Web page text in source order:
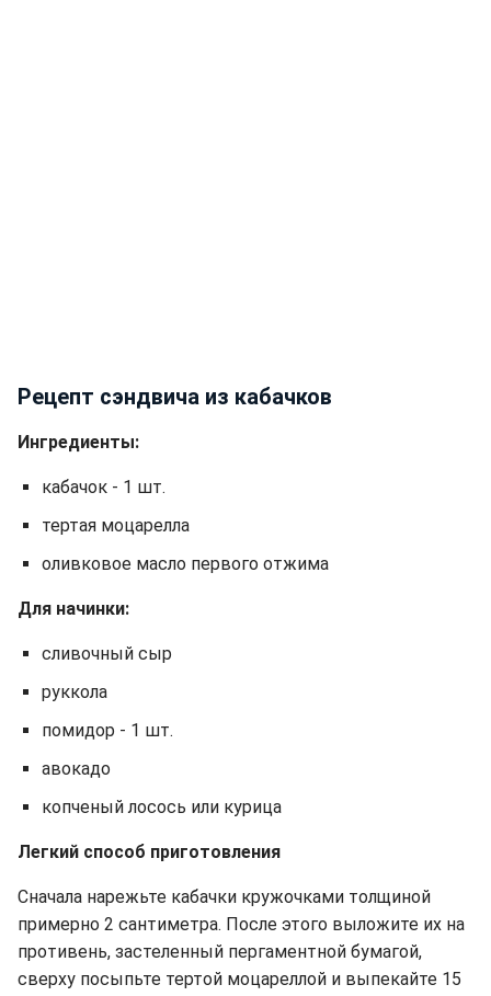
Рецепт сэндвича из кабачков
Ингредиенты:
кабачок - 1 шт.
тертая моцарелла
оливковое масло первого отжима
Для начинки:
сливочный сыр
руккола
помидор - 1 шт.
авокадо
копченый лосось или курица
Легкий способ приготовления
Сначала нарежьте кабачки кружочками толщиной
примерно 2 сантиметра. После этого выложите их на
противень, застеленный пергаментной бумагой,
сверху посыпьте тертой моцареллой и выпекайте 15